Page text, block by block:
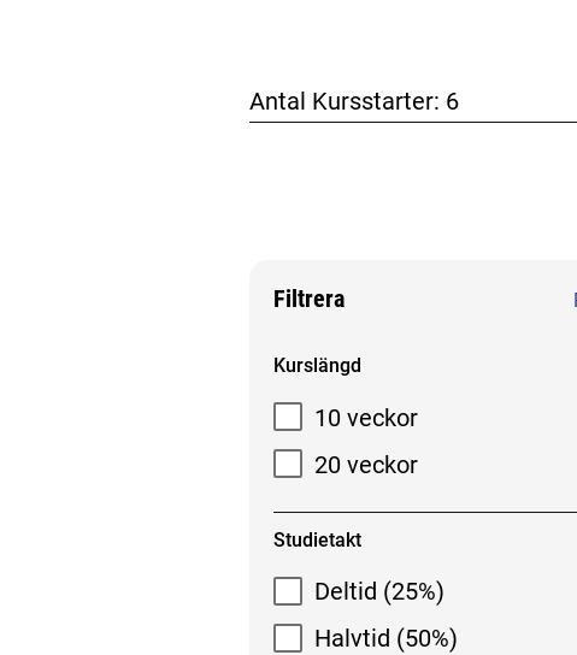
Antal Kursstarter: 6
Filtrera
Filtrera sökresultat
Kurslängd
10 veckor
20 veckor
Studietakt
Deltid (25%)
Halvtid (50%)